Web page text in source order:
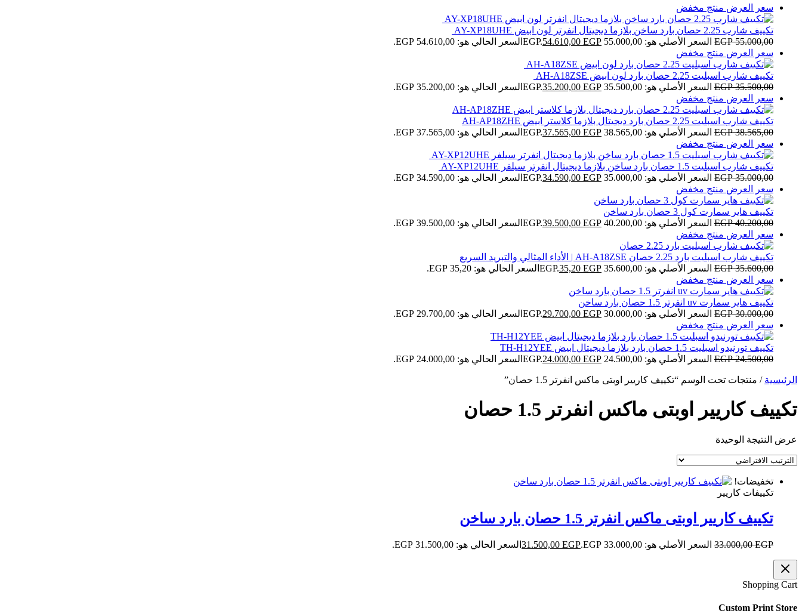
سعر العرض منتج مخفض
تكييف شارب 2.25 حصان بارد ساخن بلازما ديجيتال انفرتر لون ابيض AY-XP18UHE
55.000,00
EGP السعر الأصلي هو: 55.000,00 EGP. 54.610,00 EGP
السعر الحالي هو: 54.610,00 EGP.
سعر العرض منتج مخفض
تكييف شارب اسبليت 2.25 حصان بارد لون ابيض AH-A18ZSE
35.500,00
EGP السعر الأصلي هو: 35.500,00 EGP. 35.200,00 EGP
السعر الحالي هو: 35.200,00 EGP.
سعر العرض منتج مخفض
تكييف شارب اسبليت 2.25 حصان بارد ديجيتال بلازما كلاستر ابيض AH-AP18ZHE
38.565,00
EGP السعر الأصلي هو: 38.565,00 EGP. 37.565,00 EGP
السعر الحالي هو: 37.565,00 EGP.
سعر العرض منتج مخفض
تكييف شارب اسبليت 1.5 حصان بارد ساخن بلازما ديجيتال انفرتر سيلفر AY-XP12UHE
35.000,00
EGP السعر الأصلي هو: 35.000,00 EGP. 34.590,00 EGP
السعر الحالي هو: 34.590,00 EGP.
سعر العرض منتج مخفض
تكييف هاير سمارت كول 3 حصان بارد ساخن
40.200,00
EGP السعر الأصلي هو: 40.200,00 EGP. 39.500,00 EGP
السعر الحالي هو: 39.500,00 EGP.
سعر العرض منتج مخفض
تكييف شارب اسبليت بارد 2.25 حصان AH-A18ZSE | الأداء المثالي والتبريد السريع
35.600,00
EGP السعر الأصلي هو: 35.600,00 EGP. 35,20 EGP
السعر الحالي هو: 35,20 EGP.
سعر العرض منتج مخفض
تكييف هاير سمارت uv انفرتر 1.5 حصان بارد ساخن
30.000,00
EGP السعر الأصلي هو: 30.000,00 EGP. 29.700,00 EGP
السعر الحالي هو: 29.700,00 EGP.
سعر العرض منتج مخفض
تكييف تورنيدو اسبليت 1.5 حصان بارد بلازما ديجيتال ابيض TH-H12YEE
24.500,00
EGP السعر الأصلي هو: 24.500,00 EGP. 24.000,00 EGP السعر الحالي هو: 24.000,00 EGP.
الرئيسية / منتجات تحت الوسم “تكييف كاريير اوبتى ماكس انفرتر 1.5 حصان”
تكييف كاريير اوبتى ماكس انفرتر 1.5 حصان
عرض النتيجة الوحيدة
تخفيضات!
تكييفات كاريير
تكييف كاريير اوبتى ماكس انفرتر 1.5 حصان بارد ساخن
33.000,00EGP السعر الأصلي هو: 33.000,00 EGP. 31.500,00 EGP السعر الحالي هو: 31.500,00 EGP.
Shopping Cart
Custom Print Store